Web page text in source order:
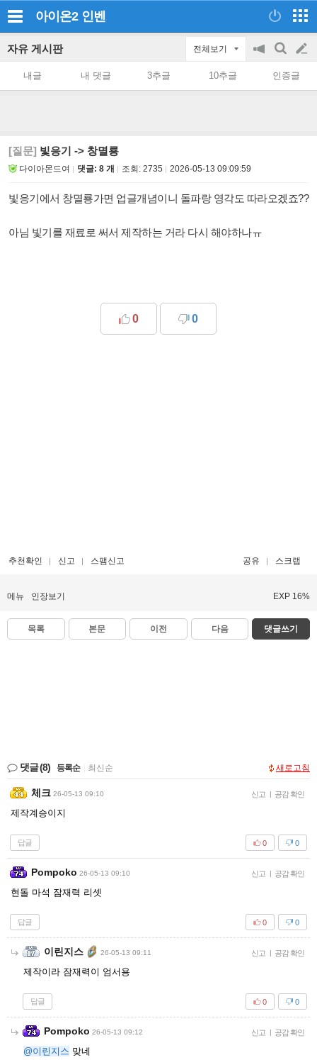
아이온2 인벤
자유 게시판 전체보기
공
on/off
검
색
글
쓰
내글 내 댓글 3추글 10추글 인증글
[질문] 빛응기 -> 창멸룡
다이아몬드여 댓글: 8 개 조회: 2735 2026-05-13 09:09:59
빛응기에서 창멸룡가면 업글개념이니 돌파랑 영각도 따라오겠죠??
아님 빛기를 재료로 써서 제작하는 거라 다시 해야하나ㅠ
0 0
추천확인 신고 스팸신고 공유 스크랩
메뉴 인장보기 EXP 16%
목록 본문 이전 다음 댓글쓰기
댓글(8) 등록순 최신순 새로고침
체크 26-05-13 09:10 신고 | 공감 확인
제작계승이지
답글 0
0
Pompoko 26-05-13 09:10 신고 | 공감 확인
현돌 마석 잠재력 리셋
답글 0
0
이린지스 26-05-13 09:11 신고 | 공감 확인
제작이라 잠재력이 엄서용
답글 0
0
Pompoko 26-05-13 09:12 신고 | 공감 확인
@이린지스 맞네